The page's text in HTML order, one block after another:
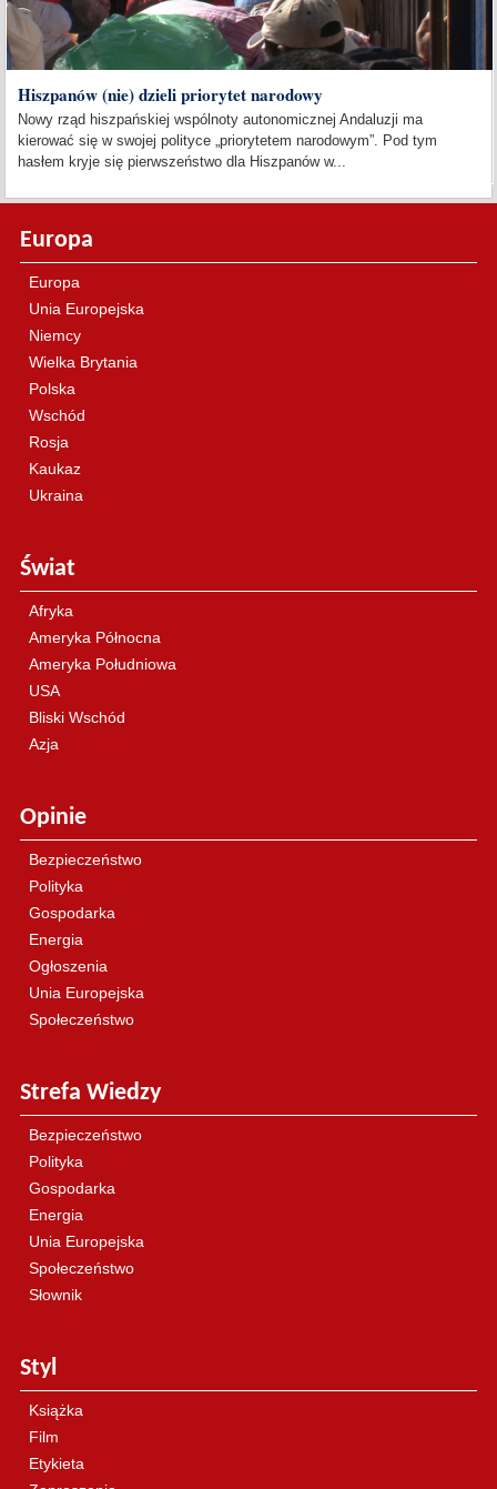
Hiszpanów (nie) dzieli priorytet narodowy
Nowy rząd hiszpańskiej wspólnoty autonomicznej Andaluzji ma
kierować się w swojej polityce „priorytetem narodowym”. Pod tym
hasłem kryje się pierwszeństwo dla Hiszpanów w...
Europa
Europa
Unia Europejska
Niemcy
Wielka Brytania
Polska
Wschód
Rosja
Kaukaz
Ukraina
Świat
Afryka
Ameryka Północna
Ameryka Południowa
USA
Bliski Wschód
Azja
Opinie
Bezpieczeństwo
Polityka
Gospodarka
Energia
Ogłoszenia
Unia Europejska
Społeczeństwo
Strefa Wiedzy
Bezpieczeństwo
Polityka
Gospodarka
Energia
Unia Europejska
Społeczeństwo
Słownik
Styl
Książka
Film
Etykieta